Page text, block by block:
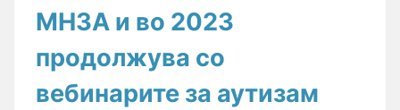
МНЗА и во 2023
продолжува со
вебинарите за аутизам